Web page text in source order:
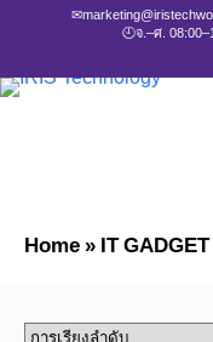
✉
🕘จ.–ศ.
Home»IT GADGET